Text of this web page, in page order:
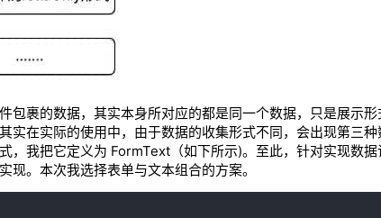
裹的数据，其实本身所对应的都是同一个数据，只是展示
实在实际的使用中，由于数据的收集形式不同，会出现第三
，我把它定义为 FormText（如下所示)。至此，针对实现数
。本次我选择表单与文本组合的方案。